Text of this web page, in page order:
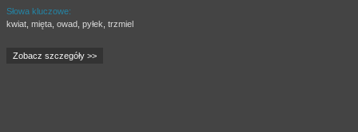
Słowa kluczowe:
kwiat mięta owad pyłek trzmiel
Zobacz szczegóły >>